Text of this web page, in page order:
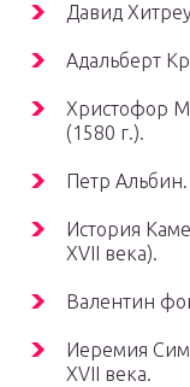
Давид
Адальберт
Христофор
(1580 г.).
Петр
История
XVII века).
Валентин
Иеремия
XVII века.